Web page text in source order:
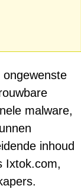
malware,
inhoud
Ixtok.com,